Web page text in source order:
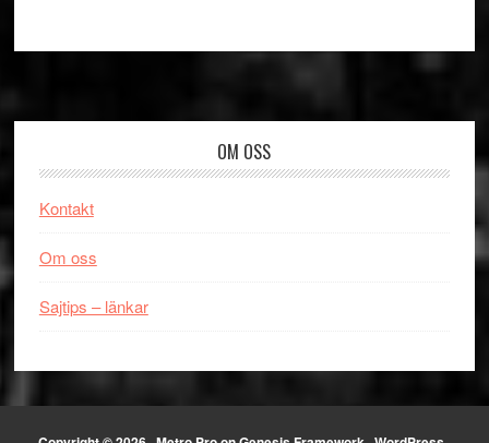
OM OSS
Kontakt
Om oss
Sajtips – länkar